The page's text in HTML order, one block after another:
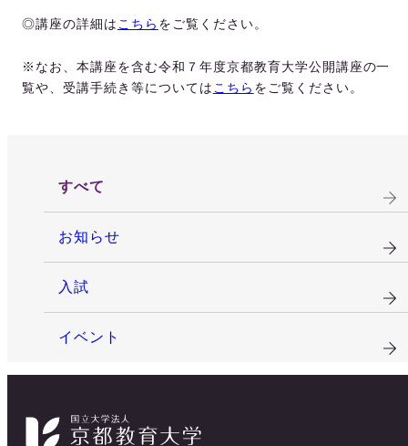
◎講座の詳細は こちら をご覧ください。
※なお、本講座を含む令和７年度京都教育大学公開講座の一
覧や、受講手続き等については こちら をご覧ください。
すべて
お知らせ
入試
イベント